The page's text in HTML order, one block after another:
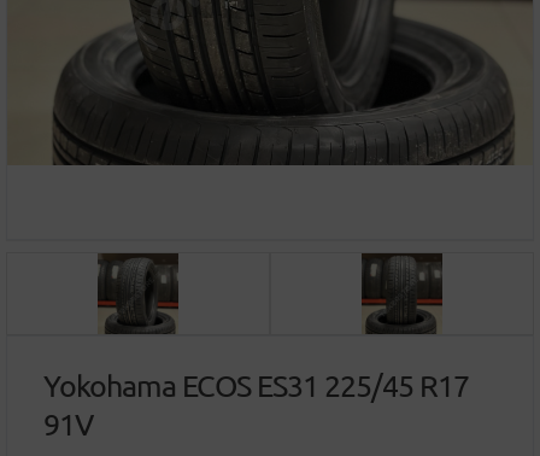
Yokohama ECOS ES31 225/45 R17
91V